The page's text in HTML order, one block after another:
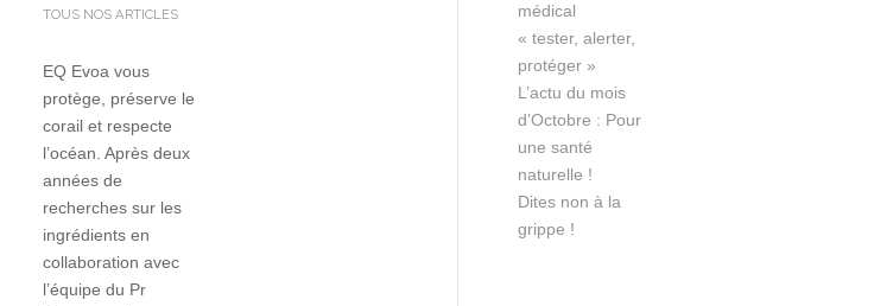
TOUS NOS ARTICLES
EQ Evoa vous
protège, préserve le
corail et respecte
l’océan. Après deux
années de
recherches sur les
ingrédients en
collaboration avec
l’équipe du Pr
médical
« tester, alerter,
protéger »
L’actu du mois
d’Octobre : Pour
une santé
naturelle !
Dites non à la
grippe !